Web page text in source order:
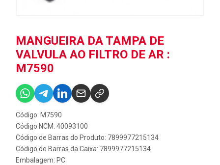
MANGUEIRA DA TAMPA DE
VALVULA AO FILTRO DE AR :
M7590
Código: M7590
Código NCM: 40093100
Código de Barras do Produto: 7899977215134
Código de Barras da Caixa: 7899977215134
Embalagem: PC